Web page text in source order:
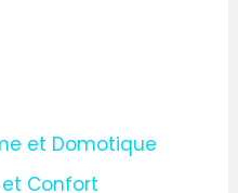
et Domotique
Confort